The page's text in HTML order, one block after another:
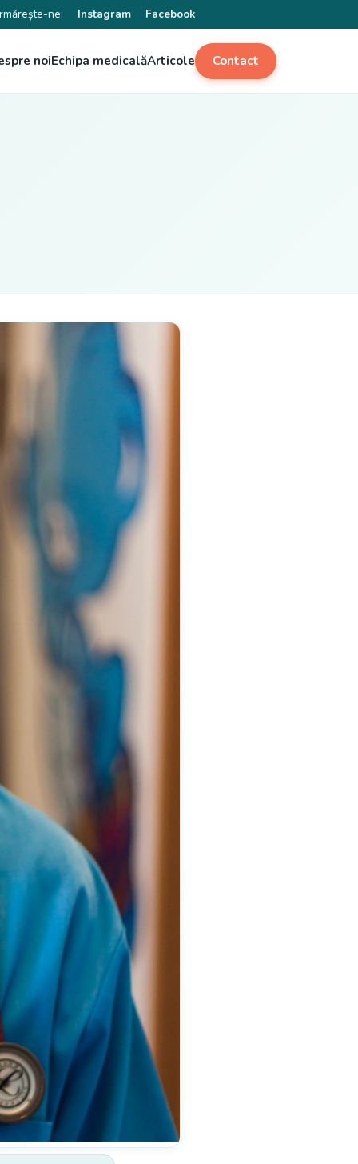
ne: Instagram Facebook
noiEchipa medicalăArticole Contact